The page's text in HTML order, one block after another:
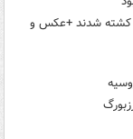
کشته شدند +عکس و